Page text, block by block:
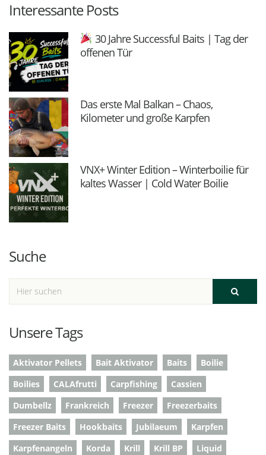
Interessante Posts
30 Jahre Successful Baits | Tag der
offenen Tür
Das erste Mal Balkan – Chaos,
Kilometer und große Karpfen
VNX+ Winter Edition – Winterboilie für
kaltes Wasser | Cold Water Boilie
Suche
Unsere Tags
Aktivator Pellets Bait Aktivator Baits
Boilie
Boilies
CALAfrutti Carpfishing
Cassien
Dumbellz
Frankreich Freezer
Freezerbaits
Freezer Baits
Hookbaits Jubilaeum
Karpfen
Karpfenangeln
Korda Krill Krill BP
Liquid